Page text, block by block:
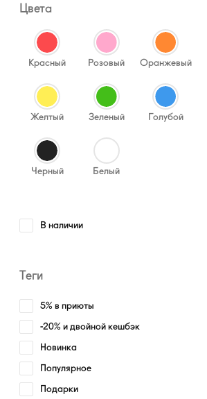
Цвета
Красный Розовый Оранжевый
Желтый Зеленый Голубой
Черный Белый
В наличии
Теги
5% в приюты
-20% и двойной кешбэк
Новинка
Популярное
Подарки